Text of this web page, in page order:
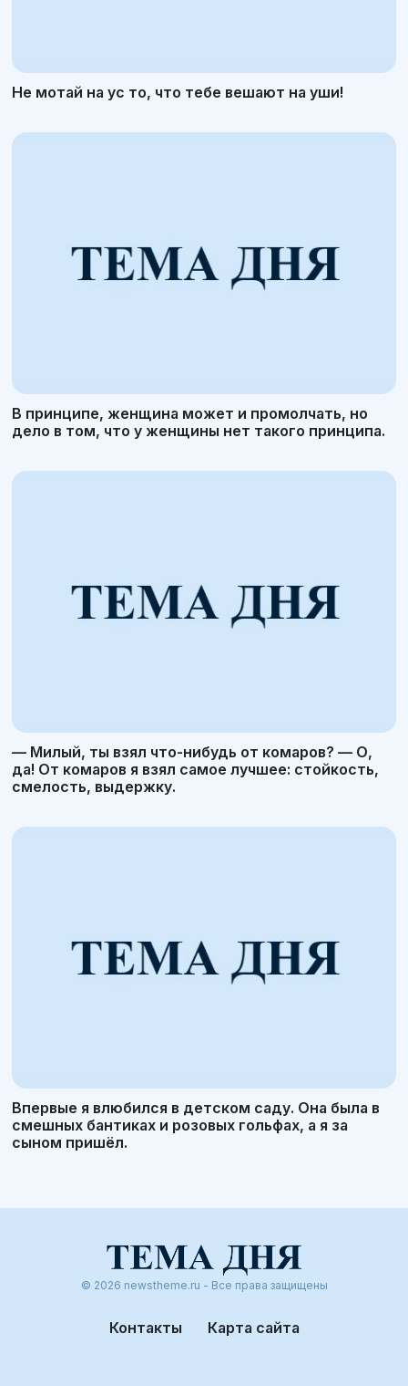
Не мотай на ус то, что тебе вешают на уши!
В принципе, женщина может и промолчать, но
дело в том, что у женщины нет такого принципа.
— Милый, ты взял что-нибудь от комаров? — О,
да! От комаров я взял самое лучшее: стойкость,
смелость, выдержку.
Впервые я влюбился в детском саду. Она была в
смешных бантиках и розовых гольфах, а я за
сыном пришёл.
© 2026 newstheme.ru - Все права защищены
Контакты Карта сайта